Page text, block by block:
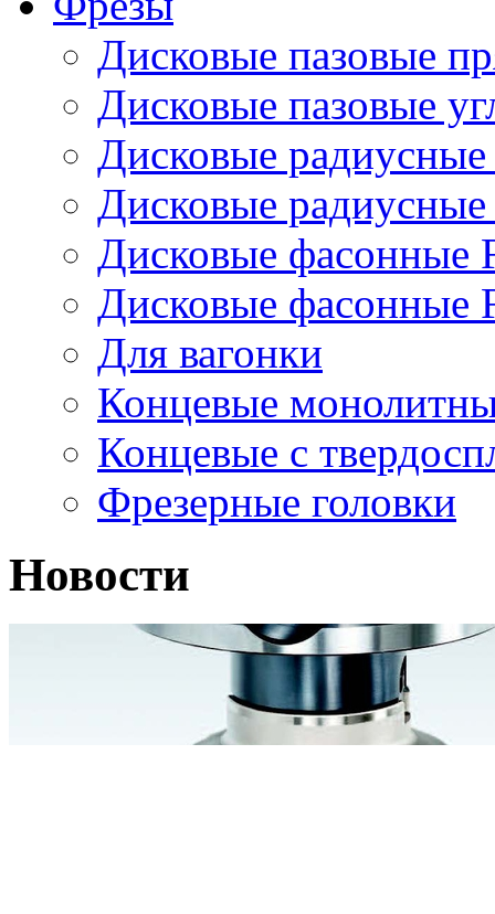
Дисковые пазовые
Дисковые пазовые
Дисковые
Дисковые
Дисковые фасонные
Дисковые фасонные
Для вагонки
Концевые
Концевые с
Фрезерные головки
Новости